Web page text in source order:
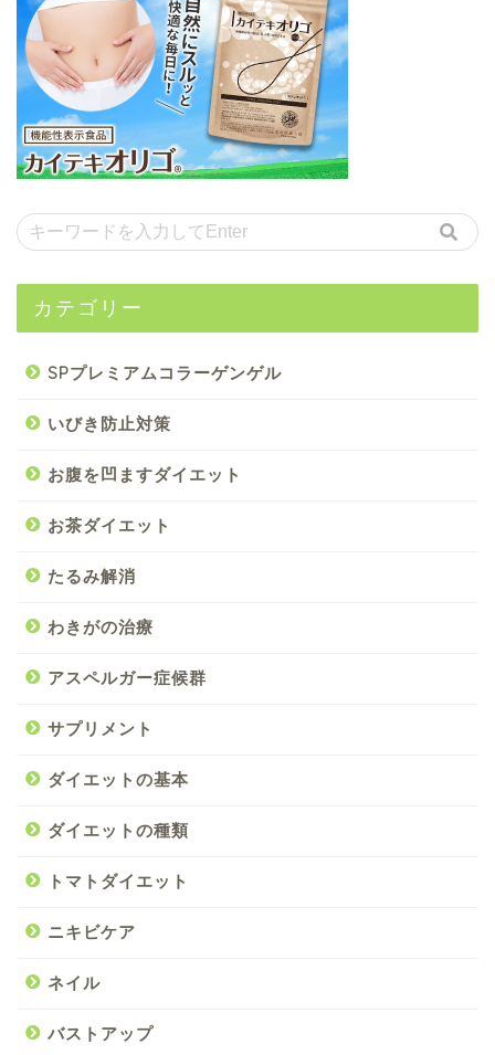
カテゴリー
SPプレミアムコラーゲンゲル
いびき防止対策
お腹を凹ますダイエット
お茶ダイエット
たるみ解消
わきがの治療
アスペルガー症候群
サプリメント
ダイエットの基本
ダイエットの種類
トマトダイエット
ニキビケア
ネイル
バストアップ